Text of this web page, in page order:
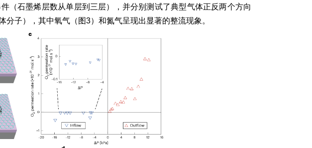
（石墨烯层数从单层到三层），并分别测试了典型气体正反两个方向
分子），其中氧气（图3）和氮气呈现出显著的整流现象。